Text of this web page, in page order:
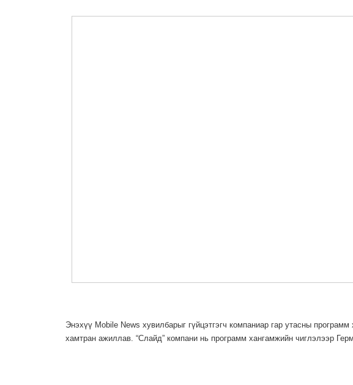
Энэхүү Mobile News хувилбарыг гүйцэтгэгч компаниар гар утасны
хамтран ажиллав. “Слайд” компани нь программ хангамжийн чиглэлээр